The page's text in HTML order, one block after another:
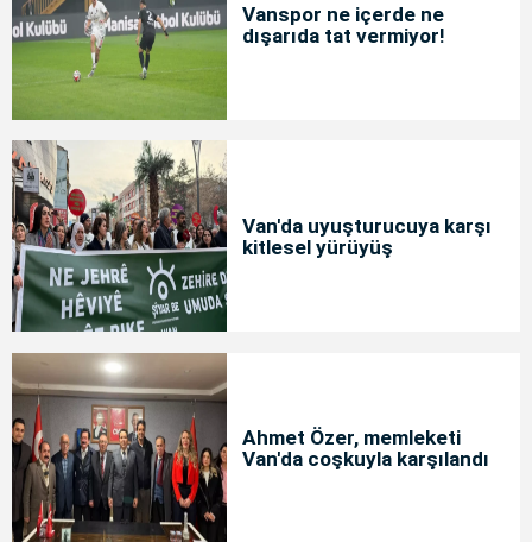
Vanspor ne içerde ne
dışarıda tat vermiyor!
Van'da uyuşturucuya karşı
kitlesel yürüyüş
Ahmet Özer, memleketi
Van'da coşkuyla karşılandı